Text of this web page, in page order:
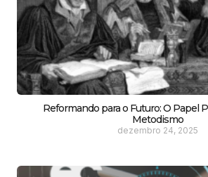
Reformando para o Futuro: O Papel
Metodismo
dezembro 24, 2025